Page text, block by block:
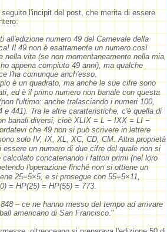
l'incipit del post, che merita di essere
all'edizione numero 49 del Carnevale della
Il 49 non è esattamente un numero così
nella vita (se non momentaneamente nella mia,
appena compiuto 49 anni), ma qualche
l'ha comunque anch'esso.
è un quadrato, ma anche le sue cifre sono
ed è il primo numero non banale con questa
l'ultimo: anche tralasciando i numeri 100,
441). Tra le altre caratteristiche, c'è quella di
banali diversi, cioè XLIX = L − IXX = LI −
che 49 non si può scrivere in lettere
solo IV, IX, XL, XC, CD, CM. Altra proprietà
un numero di due cifre del quale non si
concatenando i fattori primi (nel loro
l'operazione finché non si ottiene un
25=5×5, e si prosegue con 55=5×11,
= HP(25) = HP(55) = 773.
– ce ne hanno messo del tempo ad arrivare
americano di San Francisco."